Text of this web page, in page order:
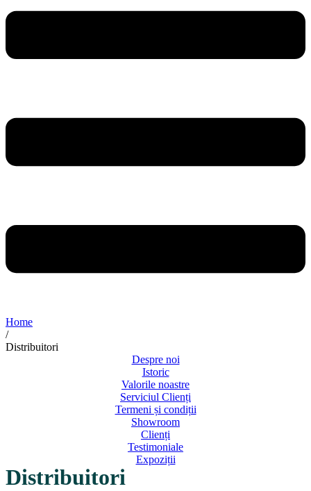
Home
/
Distribuitori
Despre noi
Istoric
Valorile noastre
Serviciul Clienți
Termeni și condiții
Showroom
Clienți
Testimoniale
Expoziții
Distribuitori